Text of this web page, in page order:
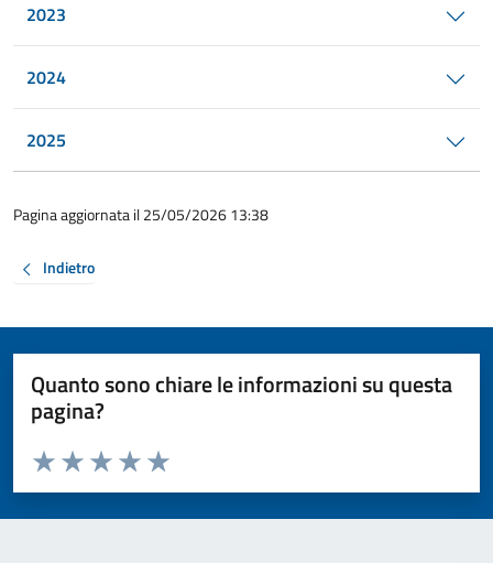
2023
2024
2025
Pagina aggiornata il 25/05/2026 13:38
Indietro
Quanto sono chiare le informazioni su questa
pagina?
Valuta da 1 a 5 stelle la pagina
Valuta 5 stelle su 5
Valuta 4 stelle su 5
Valuta 3 stelle su 5
Valuta 2 stelle su 5
Valuta 1 stelle su 5